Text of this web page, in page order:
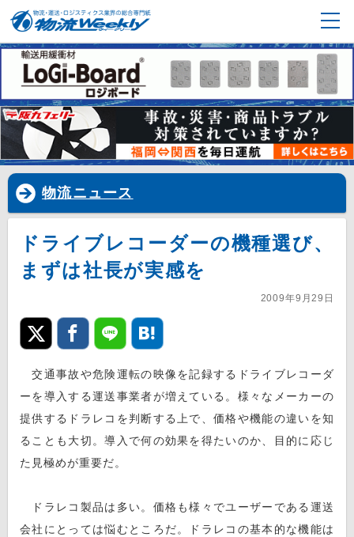
物流ニュース
ドライブレコーダーの機種選び、
まずは社長が実感を
2009年9月29日
交通事故や危険運転の映像を記録するドライブレコーダ
ーを導入する運送事業者が増えている。様々なメーカーの
提供するドラレコを判断する上で、価格や機能の違いを知
ることも大切。導入で何の効果を得たいのか、目的に応じ
た見極めが重要だ。
ドラレコ製品は多い。価格も様々でユーザーである運送
会社にとっては悩むところだ。ドラレコの基本的な機能は